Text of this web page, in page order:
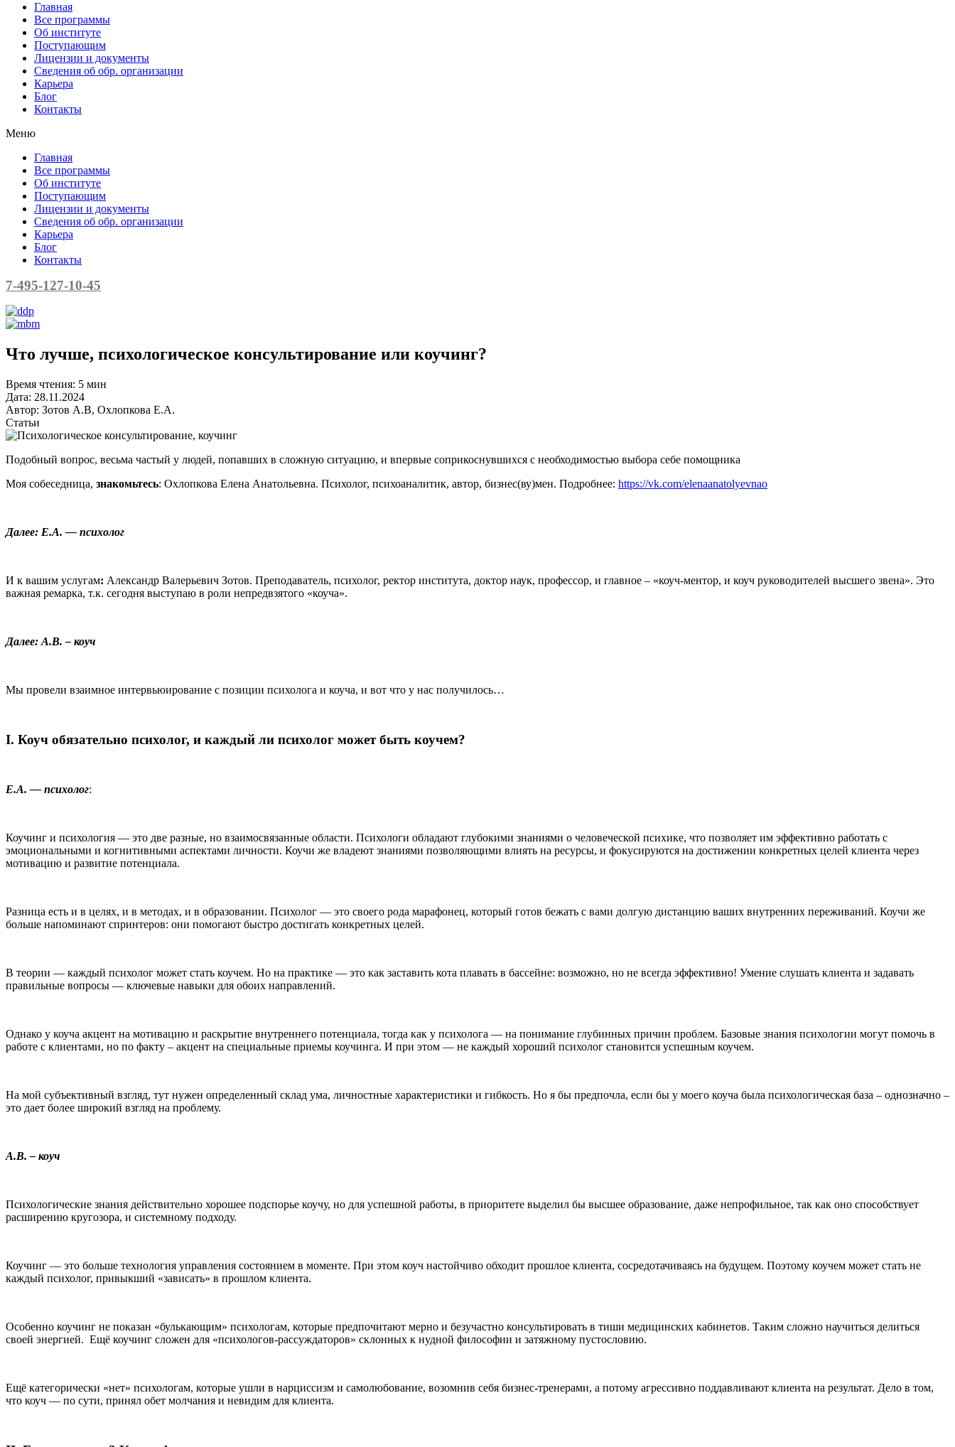
Главная
Все программы
Об институте
Поступающим
Лицензии и документы
Сведения об обр. организации
Карьера
Блог
Контакты
Меню
Главная
Все программы
Об институте
Поступающим
Лицензии и документы
Сведения об обр. организации
Карьера
Блог
Контакты
7-495-127-10-45
Что лучше, психологическое консультирование или коучинг?
Время чтения: 5 мин
Дата: 28.11.2024
Автор: Зотов А.В, Охлопкова Е.А.
Статьи
Подобный вопрос, весьма частый у людей, попавших в сложную ситуацию, и впервые соприкоснувшихся с необходимостью выбора себе помощника
Моя собеседница, знакомьтесь: Охлопкова Елена Анатольевна. Психолог, психоаналитик, автор, бизнес(ву)мен. Подробнее: https://vk.com/elenaanatolyevnao
Далее: Е.А. — психолог
И к вашим услугам: Александр Валерьевич Зотов. Преподаватель, психолог, ректор института, доктор наук, профессор, и главное – «коуч-ментор, и коуч руководителей высшего звена». Это
важная ремарка, т.к. сегодня выступаю в роли непредвзятого «коуча».
Далее: А.В. – коуч
Мы провели взаимное интервьюирование с позиции психолога и коуча, и вот что у нас получилось…
I. Коуч обязательно психолог, и каждый ли психолог может быть коучем?
Е.А. — психолог:
Коучинг и психология — это две разные, но взаимосвязанные области. Психологи обладают глубокими знаниями о человеческой психике, что позволяет им эффективно работать с
эмоциональными и когнитивными аспектами личности. Коучи же владеют знаниями позволяющими влиять на ресурсы, и фокусируются на достижении конкретных целей клиента через
мотивацию и развитие потенциала.
Разница есть и в целях, и в методах, и в образовании. Психолог — это своего рода марафонец, который готов бежать с вами долгую дистанцию ваших внутренних переживаний. Коучи же
больше напоминают спринтеров: они помогают быстро достигать конкретных целей.
В теории — каждый психолог может стать коучем. Но на практике — это как заставить кота плавать в бассейне: возможно, но не всегда эффективно! Умение слушать клиента и задавать
правильные вопросы — ключевые навыки для обоих направлений.
Однако у коуча акцент на мотивацию и раскрытие внутреннего потенциала, тогда как у психолога — на понимание глубинных причин проблем. Базовые знания психологии могут помочь в
работе с клиентами, но по факту – акцент на специальные приемы коучинга. И при этом — не каждый хороший психолог становится успешным коучем.
На мой субъективный взгляд, тут нужен определенный склад ума, личностные характеристики и гибкость. Но я бы предпочла, если бы у моего коуча была психологическая база – однозначно –
это дает более широкий взгляд на проблему.
А.В. – коуч
Психологические знания действительно хорошее подспорье коучу, но для успешной работы, в приоритете выделил бы высшее образование, даже непрофильное, так как оно способствует
расширению кругозора, и системному подходу.
Коучинг — это больше технология управления состоянием в моменте. При этом коуч настойчиво обходит прошлое клиента, сосредотачиваясь на будущем. Поэтому коучем может стать не
каждый психолог, привыкший «зависать» в прошлом клиента.
Особенно коучинг не показан «булькающим» психологам, которые предпочитают мерно и безучастно консультировать в тиши медицинских кабинетов. Таким сложно научиться делиться
своей энергией. Ещё коучинг сложен для «психологов-рассуждаторов» склонных к нудной философии и затяжному пустословию.
Ещё категорически «нет» психологам, которые ушли в нарциссизм и самолюбование, возомнив себя бизнес-тренерами, а потому агрессивно поддавливают клиента на результат. Дело в том,
что коуч — по сути, принял обет молчания и невидим для клиента.